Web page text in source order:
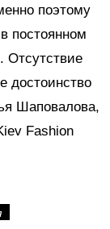
поэтому
постоянном
Отсутствие
достоинство
Шаповалова,
Fashion